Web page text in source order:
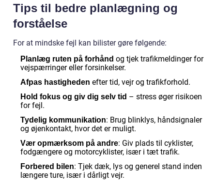
Tips til bedre planlægning og
forståelse
For at mindske fejl kan bilister gøre følgende:
Planlæg ruten på forhånd og tjek trafikmeldinger for
vejspærringer eller forsinkelser.
Afpas hastigheden efter tid, vejr og trafikforhold.
Hold fokus og giv dig selv tid – stress øger risikoen
for fejl.
Tydelig kommunikation: Brug blinklys, håndsignaler
og øjenkontakt, hvor det er muligt.
Vær opmærksom på andre: Giv plads til cyklister,
fodgængere og motorcyklister, især i tæt trafik.
Forbered bilen: Tjek dæk, lys og generel stand inden
længere ture, især i dårligt vejr.